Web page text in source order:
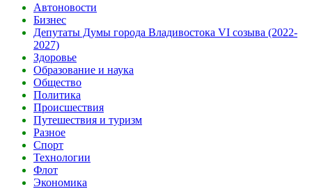
Автоновости
Бизнес
Депутаты Думы города Владивостока VI созыва (2022-
2027)
Здоровье
Образование и наука
Общество
Политика
Происшествия
Путешествия и туризм
Разное
Спорт
Технологии
Флот
Экономика